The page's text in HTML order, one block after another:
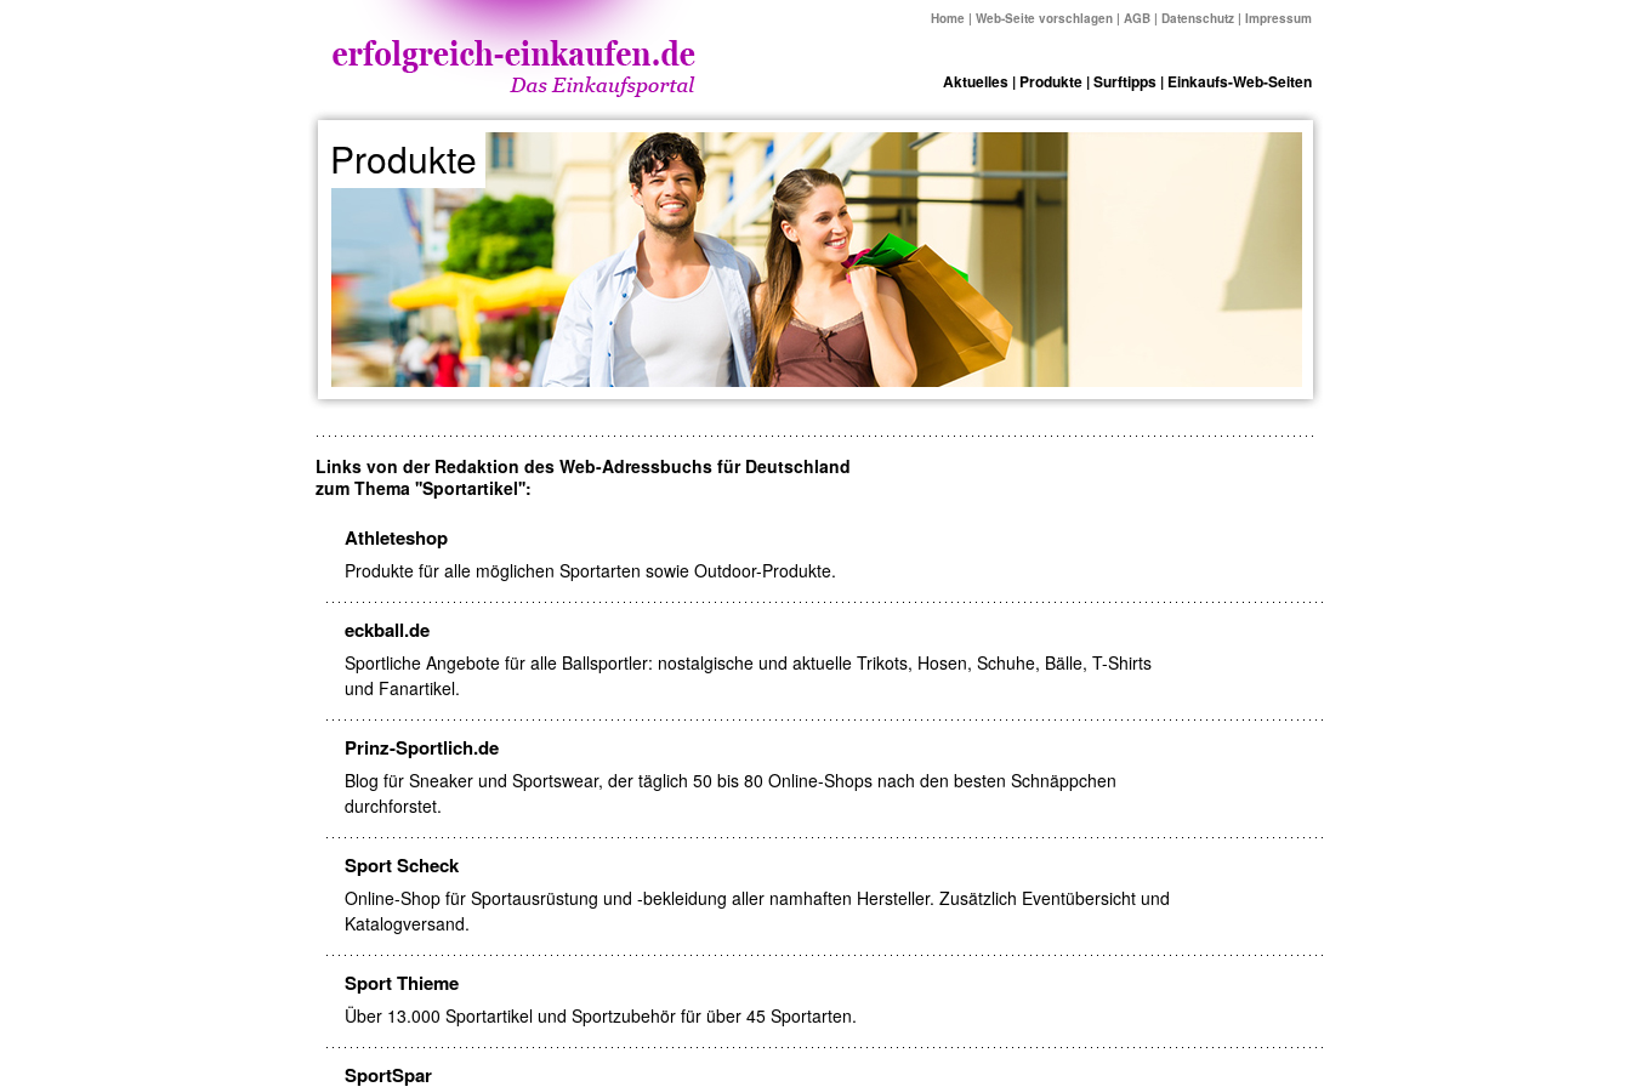
Home | Web-Seite vorschlagen| AGB| Datenschutz| Impressum
Aktuelles| Produkte|Surftipps| Einkaufs-Web-Seiten
Produkte
Links von der Redaktion des Web-Adressbuchs für Deutschland
zum Thema ''Sportartikel'':
Athleteshop
Produkte für alle möglichen Sportarten sowie Outdoor-Produkte.
eckball.de
Sportliche Angebote für alle Ballsportler: nostalgische und aktuelle Trikots, Hosen, Schuhe, Bälle, T-Shirts
und Fanartikel.
Prinz-Sportlich.de
Blog für Sneaker und Sportswear, der täglich 50 bis 80 Online-Shops nach den besten Schnäppchen
durchforstet.
Sport Scheck
Online-Shop für Sportausrüstung und -bekleidung aller namhaften Hersteller. Zusätzlich Eventübersicht und
Katalogversand.
Sport Thieme
Über 13.000 Sportartikel und Sportzubehör für über 45 Sportarten.
SportSpar